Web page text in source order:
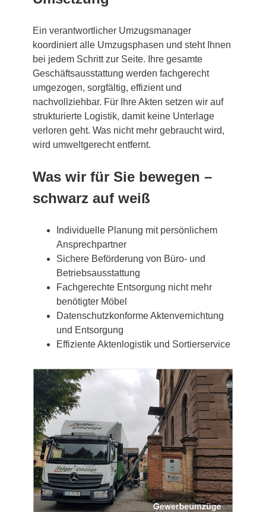
Ein verantwortlicher Umzugsmanager
koordiniert alle Umzugsphasen und steht Ihnen
bei jedem Schritt zur Seite. Ihre gesamte
Geschäftsausstattung werden fachgerecht
umgezogen, sorgfältig, effizient und
nachvollziehbar. Für Ihre Akten setzen wir auf
strukturierte Logistik, damit keine Unterlage
verloren geht. Was nicht mehr gebraucht wird,
wird umweltgerecht entfernt.
Was wir für Sie bewegen –
schwarz auf weiß
Individuelle Planung mit persönlichem
Ansprechpartner
Sichere Beförderung von Büro- und
Betriebsausstattung
Fachgerechte Entsorgung nicht mehr
benötigter Möbel
Datenschutzkonforme Aktenvernichtung
und Entsorgung
Effiziente Aktenlogistik und Sortierservice